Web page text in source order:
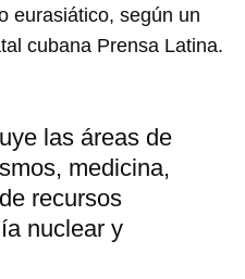
eurasiático, según un
cubana Prensa Latina.
las áreas de
medicina,
recursos
nuclear y